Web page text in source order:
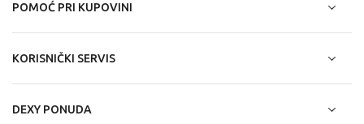
POMOĆ PRI KUPOVINI
KORISNIČKI SERVIS
DEXY PONUDA